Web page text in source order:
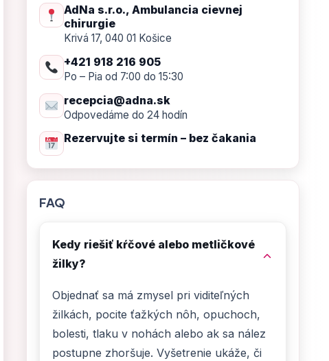
AdNa s.r.o., Ambulancia cievnej
chirurgie
Krivá 17, 040 01 Košice
+421 918 216 905
Po – Pia od 7:00 do 15:30
recepcia@adna.sk
Odpovedáme do 24 hodín
Rezervujte si termín – bez čakania
FAQ
Kedy riešiť kŕčové alebo metličkové
žilky?
Objednať sa má zmysel pri viditeľných
žilkách, pocite ťažkých nôh, opuchoch,
bolesti, tlaku v nohách alebo ak sa nález
postupne zhoršuje. Vyšetrenie ukáže, či